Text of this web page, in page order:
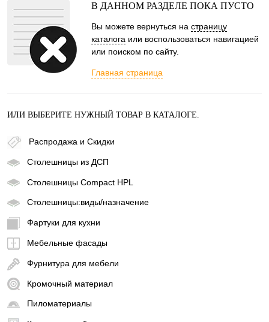
В ДАННОМ РАЗДЕЛЕ ПОКА ПУСТО
Вы можете вернуться на страницу
каталога или воспользоваться навигацией
или поиском по сайту.
Главная страница
ИЛИ ВЫБЕРИТЕ НУЖНЫЙ ТОВАР В КАТАЛОГЕ.
Распродажа и Скидки
Столешницы из ДСП
Столешницы Compact HPL
Столешницы:виды/назначение
Фартуки для кухни
Мебельные фасады
Фурнитура для мебели
Кромочный материал
Пиломатериалы